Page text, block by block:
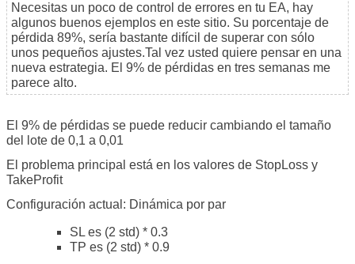
Necesitas un poco de control de errores en tu EA, hay
algunos buenos ejemplos en este sitio. Su porcentaje de
pérdida 89%, sería bastante difícil de superar con sólo
unos pequeños ajustes.Tal vez usted quiere pensar en una
nueva estrategia. El 9% de pérdidas en tres semanas me
parece alto.
El 9% de pérdidas se puede reducir cambiando el tamaño
del lote de 0,1 a 0,01
El problema principal está en los valores de StopLoss y
TakeProfit
Configuración actual: Dinámica por par
SL es (2 std) * 0.3
TP es (2 std) * 0.9